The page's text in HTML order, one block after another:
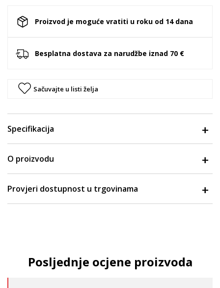
Proizvod je moguće vratiti u roku od 14 dana
Besplatna dostava za narudžbe iznad 70 €
Sačuvajte u listi želja
Specifikacija
O proizvodu
Provjeri dostupnost u trgovinama
Posljednje ocjene proizvoda